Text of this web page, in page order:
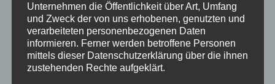
NEWS ABONNIEREN?
Unternehmen die Öffentlichkeit über Art, Umfang
und Zweck der von uns erhobenen, genutzten und
verarbeiteten personenbezogenen Daten
informieren. Ferner werden betroffene Personen
mittels dieser Datenschutzerklärung über die ihnen
zustehenden Rechte aufgeklärt.